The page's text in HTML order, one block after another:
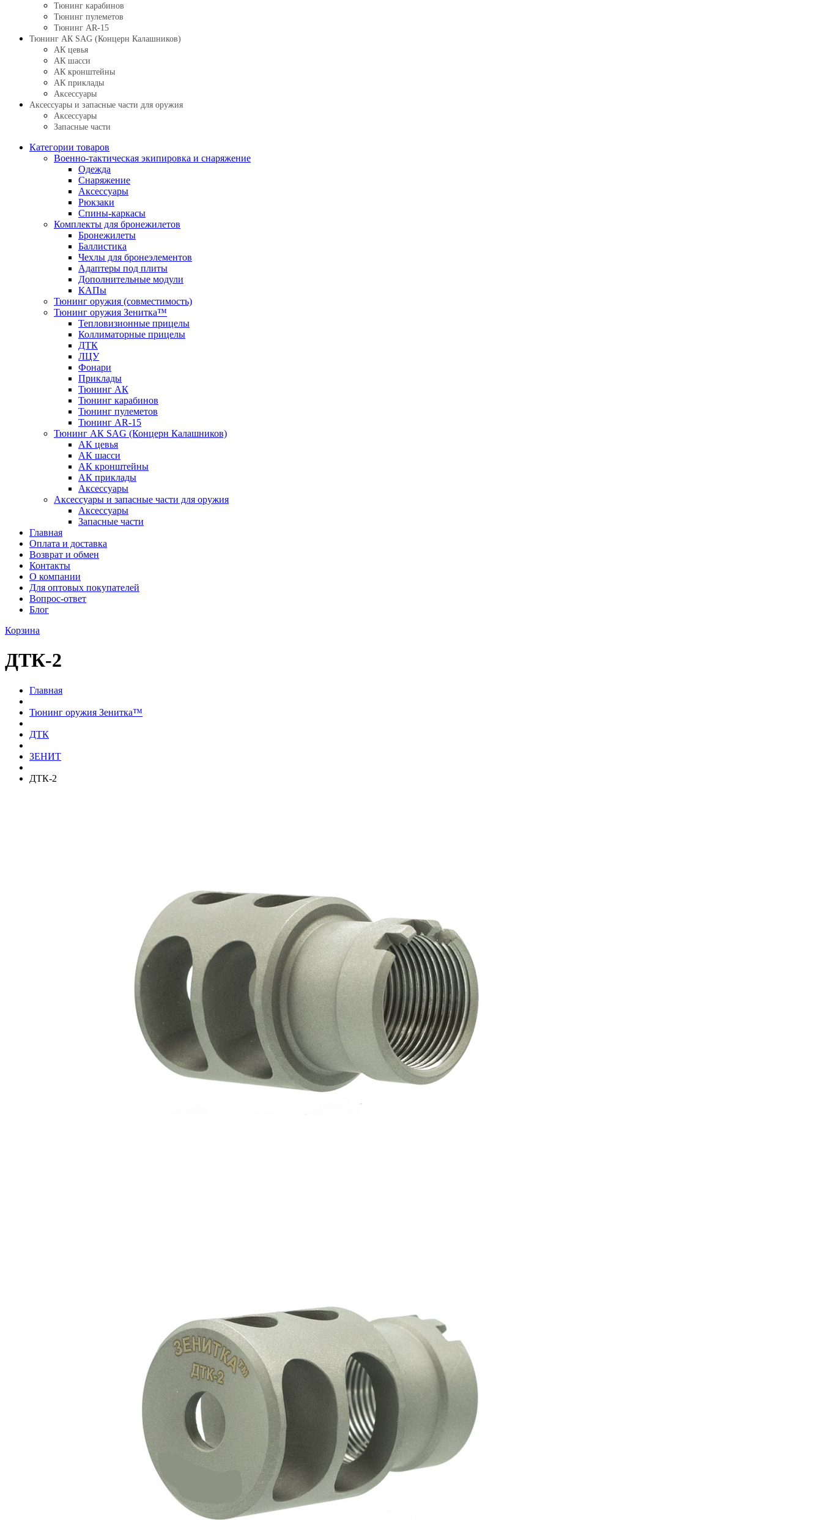
Тюнинг карабинов
Тюнинг пулеметов
Тюнинг AR-15
Тюнинг АК SAG (Концерн Калашников)
АК цевья
АК шасси
АК кронштейны
АК приклады
Аксессуары
Аксессуары и запасные части для оружия
Аксессуары
Запасные части
Категории товаров
Военно-тактическая экипировка и снаряжение
Одежда
Снаряжение
Аксессуары
Рюкзаки
Спины-каркасы
Комплекты для бронежилетов
Бронежилеты
Баллистика
Чехлы для бронеэлементов
Адаптеры под плиты
Дополнительные модули
КАПы
Тюнинг оружия (совместимость)
Тюнинг оружия Зенитка™
Тепловизионные прицелы
Коллиматорные прицелы
ДТК
ЛЦУ
Фонари
Приклады
Тюнинг АК
Тюнинг карабинов
Тюнинг пулеметов
Тюнинг AR-15
Тюнинг АК SAG (Концерн Калашников)
АК цевья
АК шасси
АК кронштейны
АК приклады
Аксессуары
Аксессуары и запасные части для оружия
Аксессуары
Запасные части
Главная
Оплата и доставка
Возврат и обмен
Контакты
О компании
Для оптовых покупателей
Вопрос-ответ
Блог
Корзина
ДТК-2
Главная
Тюнинг оружия Зенитка™
ДТК
ЗЕНИТ
ДТК-2